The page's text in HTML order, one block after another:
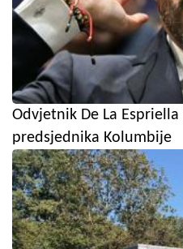
Odvjetnik De La
predsjednika Kolumbije